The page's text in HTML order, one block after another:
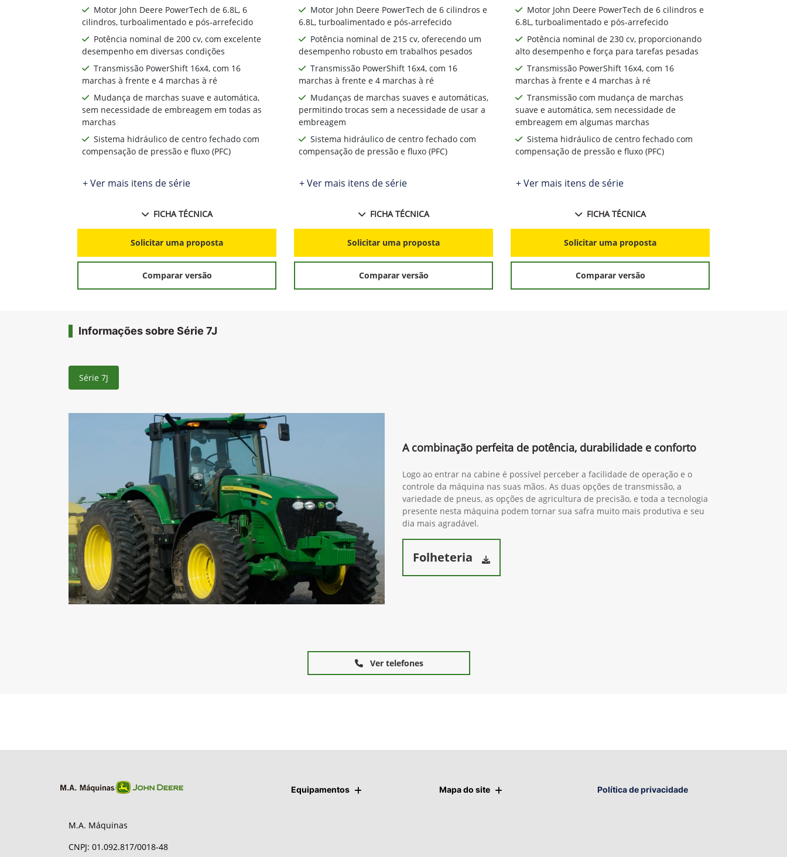
Motor John Deere PowerTech de 6.8L, 6
cilindros, turboalimentado e pós-arrefecido
Potência nominal de 200 cv, com excelente
desempenho em diversas condições
Transmissão PowerShift 16x4, com 16
marchas à frente e 4 marchas à ré
Mudança de marchas suave e automática,
sem necessidade de embreagem em todas as
marchas
Sistema hidráulico de centro fechado com
compensação de pressão e fluxo (PFC)
+ Ver mais itens de série
FICHA TÉCNICA
Solicitar uma proposta
Comparar versão
Motor John Deere PowerTech de 6 cilindros e
6.8L, turboalimentado e pós-arrefecido
Potência nominal de 215 cv, oferecendo um
desempenho robusto em trabalhos pesados
Transmissão PowerShift 16x4, com 16
marchas à frente e 4 marchas à ré
Mudanças de marchas suaves e automáticas,
permitindo trocas sem a necessidade de usar a
embreagem
Sistema hidráulico de centro fechado com
compensação de pressão e fluxo (PFC)
+ Ver mais itens de série
FICHA TÉCNICA
Solicitar uma proposta
Comparar versão
Motor John Deere PowerTech de 6 cilindros e
6.8L, turboalimentado e pós-arrefecido
Potência nominal de 230 cv, proporcionando
alto desempenho e força para tarefas pesadas
Transmissão PowerShift 16x4, com 16
marchas à frente e 4 marchas à ré
Transmissão com mudança de marchas
suave e automática, sem necessidade de
embreagem em algumas marchas
Sistema hidráulico de centro fechado com
compensação de pressão e fluxo (PFC)
+ Ver mais itens de série
FICHA TÉCNICA
Solicitar uma proposta
Comparar versão
Informações sobre Série 7J
Série 7J
A combinação perfeita de potência, durabilidade e conforto
Logo ao entrar na cabine é possível perceber a facilidade de operação e o
controle da máquina nas suas mãos. As duas opções de transmissão, a
variedade de pneus, as opções de agricultura de precisão, e toda a tecnologia
presente nesta máquina podem tornar sua safra muito mais produtiva e seu
dia mais agradável.
Folheteria
Ver telefones
Equipamentos Mapa do site Política de privacidade
M.A. Máquinas
CNPJ: 01.092.817/0018-48